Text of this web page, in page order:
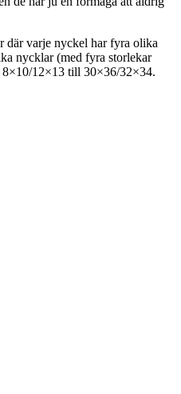
där varje nyckel har fyra olika
nycklar (med fyra storlekar
12×13 till 30×36/32×34.